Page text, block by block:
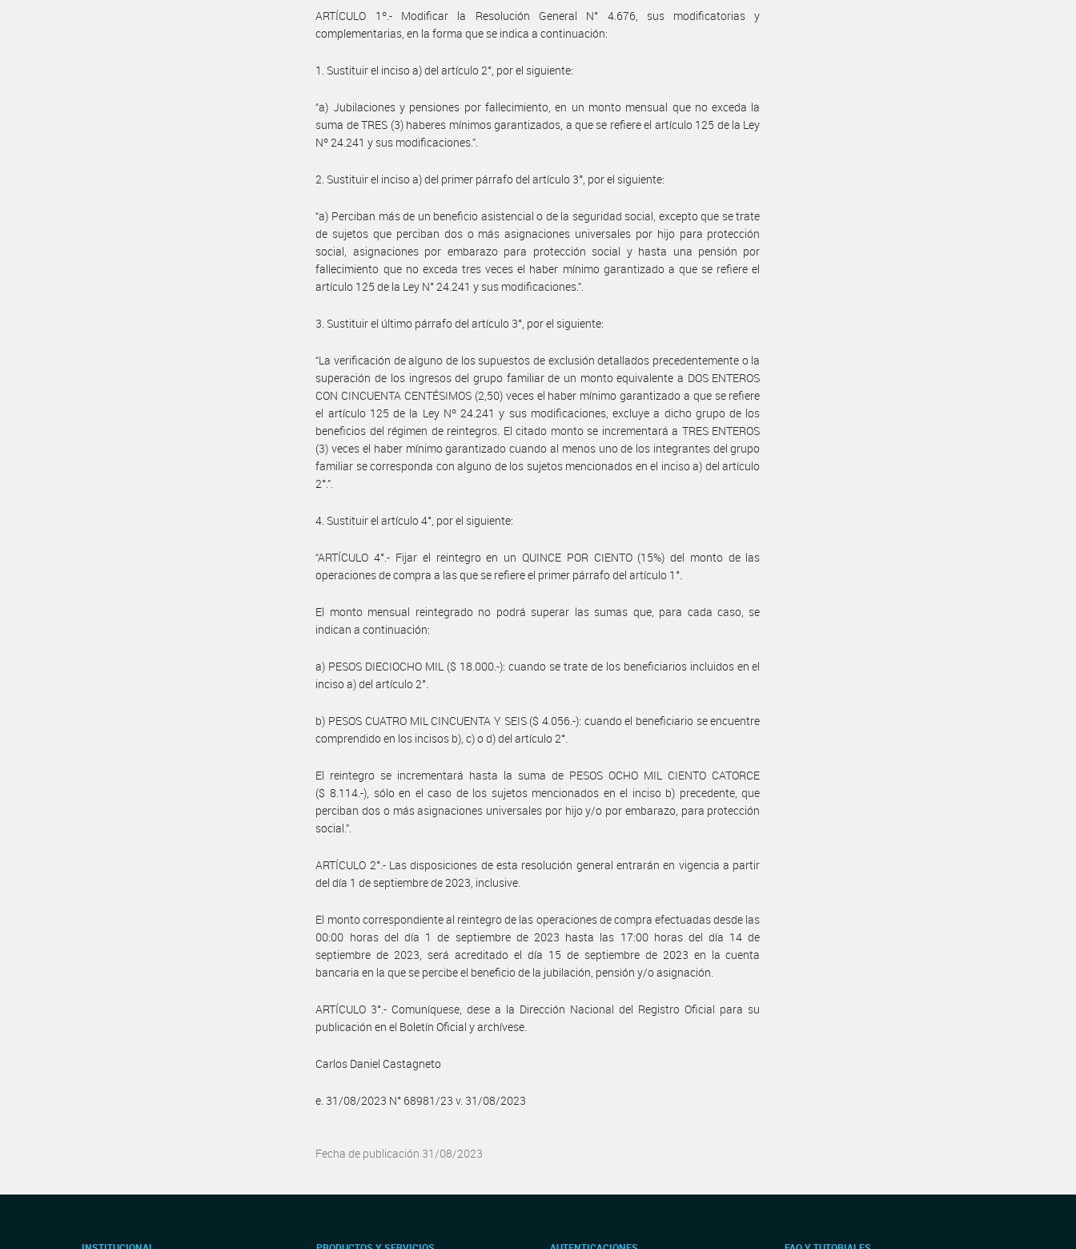
ARTÍCULO 1º.- Modificar la Resolución General N° 4.676, sus modificatorias y
complementarias, en la forma que se indica a continuación:
1. Sustituir el inciso a) del artículo 2°, por el siguiente:
“a) Jubilaciones y pensiones por fallecimiento, en un monto mensual que no exceda la
suma de TRES (3) haberes mínimos garantizados, a que se refiere el artículo 125 de la Ley
Nº 24.241 y sus modificaciones.”.
2. Sustituir el inciso a) del primer párrafo del artículo 3°, por el siguiente:
“a) Perciban más de un beneficio asistencial o de la seguridad social, excepto que se trate
de sujetos que perciban dos o más asignaciones universales por hijo para protección
social, asignaciones por embarazo para protección social y hasta una pensión por
fallecimiento que no exceda tres veces el haber mínimo garantizado a que se refiere el
artículo 125 de la Ley N° 24.241 y sus modificaciones.”.
3. Sustituir el último párrafo del artículo 3°, por el siguiente:
“La verificación de alguno de los supuestos de exclusión detallados precedentemente o la
superación de los ingresos del grupo familiar de un monto equivalente a DOS ENTEROS
CON CINCUENTA CENTÉSIMOS (2,50) veces el haber mínimo garantizado a que se refiere
el artículo 125 de la Ley Nº 24.241 y sus modificaciones, excluye a dicho grupo de los
beneficios del régimen de reintegros. El citado monto se incrementará a TRES ENTEROS
(3) veces el haber mínimo garantizado cuando al menos uno de los integrantes del grupo
familiar se corresponda con alguno de los sujetos mencionados en el inciso a) del artículo
2°.”.
4. Sustituir el artículo 4°, por el siguiente:
“ARTÍCULO 4°.- Fijar el reintegro en un QUINCE POR CIENTO (15%) del monto de las
operaciones de compra a las que se refiere el primer párrafo del artículo 1°.
El monto mensual reintegrado no podrá superar las sumas que, para cada caso, se
indican a continuación:
a) PESOS DIECIOCHO MIL ($ 18.000.-): cuando se trate de los beneficiarios incluidos en el
inciso a) del artículo 2°.
b) PESOS CUATRO MIL CINCUENTA Y SEIS ($ 4.056.-): cuando el beneficiario se encuentre
comprendido en los incisos b), c) o d) del artículo 2°.
El reintegro se incrementará hasta la suma de PESOS OCHO MIL CIENTO CATORCE
($ 8.114.-), sólo en el caso de los sujetos mencionados en el inciso b) precedente, que
perciban dos o más asignaciones universales por hijo y/o por embarazo, para protección
social.”.
ARTÍCULO 2°.- Las disposiciones de esta resolución general entrarán en vigencia a partir
del día 1 de septiembre de 2023, inclusive.
El monto correspondiente al reintegro de las operaciones de compra efectuadas desde las
00:00 horas del día 1 de septiembre de 2023 hasta las 17:00 horas del día 14 de
septiembre de 2023, será acreditado el día 15 de septiembre de 2023 en la cuenta
bancaria en la que se percibe el beneficio de la jubilación, pensión y/o asignación.
ARTÍCULO 3°.- Comuníquese, dese a la Dirección Nacional del Registro Oficial para su
publicación en el Boletín Oficial y archívese.
Carlos Daniel Castagneto
e. 31/08/2023 N° 68981/23 v. 31/08/2023
Fecha de publicación 31/08/2023